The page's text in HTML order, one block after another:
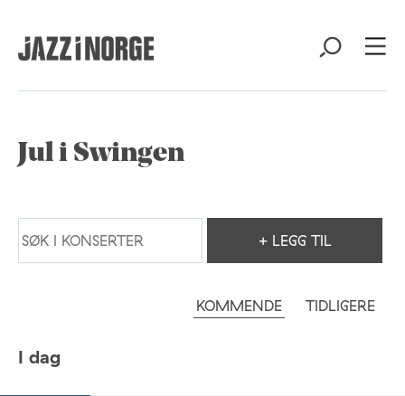
Jul i Swingen
+ LEGG TIL
KOMMENDE TIDLIGERE
I dag